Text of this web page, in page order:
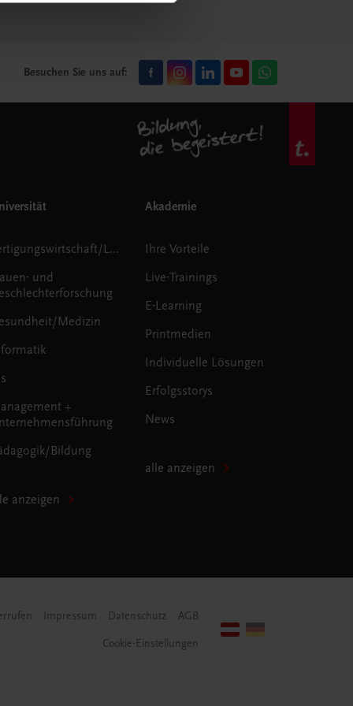
Besuchen Sie uns auf:
Fertigungswirtschaft/Logistik
und
Medizin
+
Bildung
anzeigen
Akademie
Ihre Vorteile
Live-Trainings
E-Learning
Printmedien
Individuelle Lösungen
Erfolgsstorys
News
alle anzeigen
Impressum Datenschutz AGB
Cookie-Einstellungen